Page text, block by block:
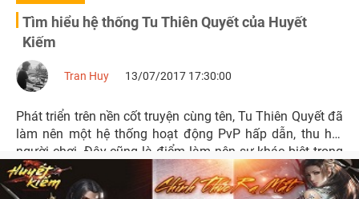
Tìm hiểu hệ thống Tu Thiên Quyết của Huyết
Kiếm
Tran Huy 13/07/2017 17:30:00
Phát triển trên nền cốt truyện cùng tên, Tu Thiên Quyết đã
làm nên một hệ thống hoạt động PvP hấp dẫn, thu hút
người chơi. Đây cũng là điểm làm nên sự khác biệt trong
webgame Huyết Kiếm.